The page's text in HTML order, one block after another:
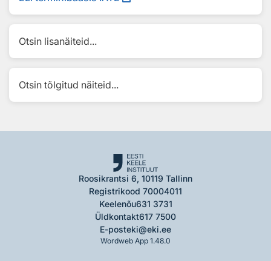
Otsin lisanäiteid...
Otsin tõlgitud näiteid...
Roosikrantsi 6, 10119 Tallinn
Registrikood 70004011
Keelenõu631 3731
Üldkontakt617 7500
E-posteki@eki.ee
Wordweb App 1.48.0